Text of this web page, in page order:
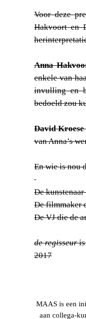
Voor deze
Hakvoort en
Anna
enkele van
invulling en
bedoeld zou
David Kroese
van Anna’s
En wie is nou
De
De filmmaker
De VJ die de
de regisseuris
2017
MAAS is een
aan collega-